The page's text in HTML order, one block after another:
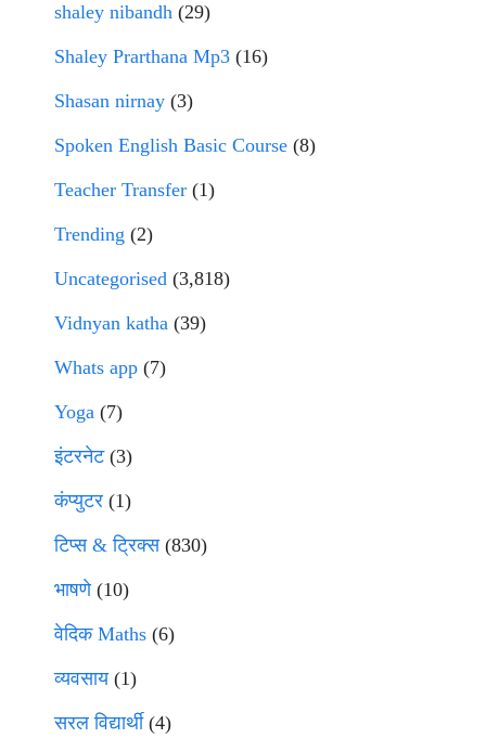
shaley nibandh (29)
Shaley Prarthana Mp3 (16)
Shasan nirnay (3)
Spoken English Basic Course (8)
Teacher Transfer (1)
Trending (2)
Uncategorised (3,818)
Vidnyan katha (39)
Whats app (7)
Yoga (7)
इंटरनेट(3)
कंप्युटर (1)
टिप्स & ट्रिक्स(830)
भाषणे(10)
वेदिक Maths (6)
व्यवसाय(1)
सरल विद्यार्थी(4)